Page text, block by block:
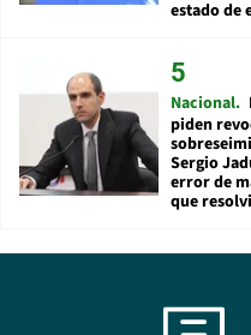
estado de
Nacional
piden
Sergio
error de
que